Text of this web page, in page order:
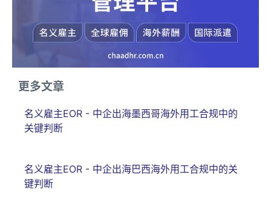
更多文章
名义雇主EOR - 中企出海墨西哥海外用工合规中的
关键判断
名义雇主EOR - 中企出海巴西海外用工合规中的关
键判断